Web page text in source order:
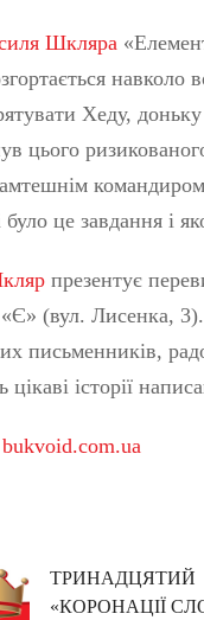
Шкляра
навколо
Хеду,
цього
було це завдання і
презентує
(вул. Лисенка,
письменників,
цікаві історії
bukvoid.com.ua
ТРИНАДЦЯТИЙ
«КОРОНАЦІЇ